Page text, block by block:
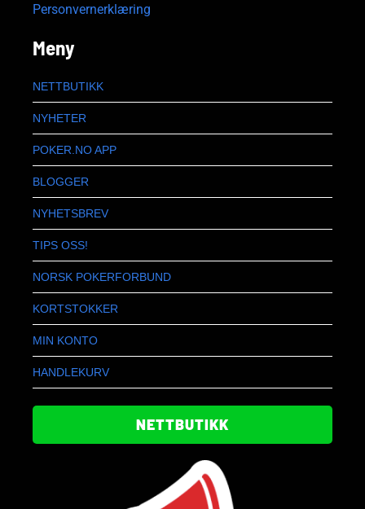
Personvernerklæring
Meny
NETTBUTIKK
NYHETER
POKER.NO APP
BLOGGER
NYHETSBREV
TIPS OSS!
NORSK POKERFORBUND
KORTSTOKKER
MIN KONTO
HANDLEKURV
NETTBUTIKK